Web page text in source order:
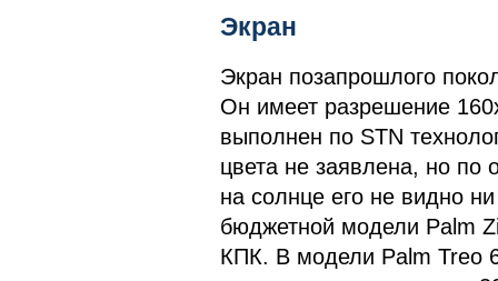
Экран
Экран позапрошлого
Он имеет разрешение
выполнен по STN
цвета не заявлена, но
на солнце его не видно
бюджетной модели Palm
КПК. В модели Palm Treo